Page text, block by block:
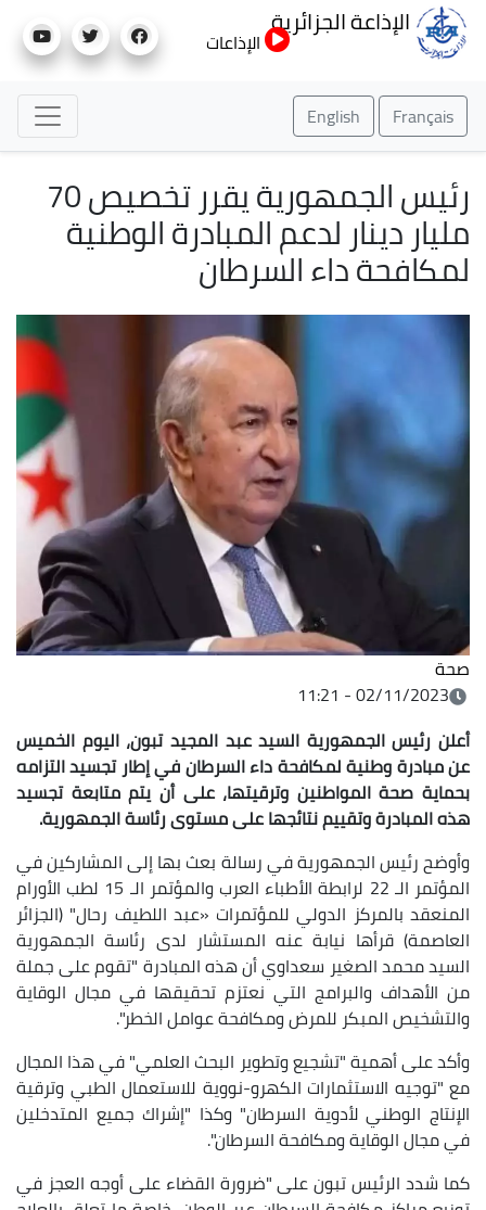
إلى
الإذاعة الجزائرية
الإذاعات
Français
English
رئيس الجمهورية يقرر تخصيص 70
مليار دينار لدعم المبادرة الوطنية
لمكافحة داء السرطان
صحة
02/11/2023 - 11:21
أعلن رئيس الجمهورية السيد عبد المجيد تبون، اليوم الخميس
عن مبادرة وطنية لمكافحة داء السرطان في إطار تجسيد التزامه
بحماية صحة المواطنين وترقيتها، على أن يتم متابعة تجسيد
هذه المبادرة وتقييم نتائجها على مستوى رئاسة الجمهورية.
وأوضح رئيس الجمهورية في رسالة بعث بها إلى المشاركين في
المؤتمر الـ 22 لرابطة الأطباء العرب والمؤتمر الـ 15 لطب الأورام
المنعقد بالمركز الدولي للمؤتمرات «عبد اللطيف رحال" (الجزائر
العاصمة) قرأها نيابة عنه المستشار لدى رئاسة الجمهورية
السيد محمد الصغير سعداوي أن هذه المبادرة "تقوم على جملة
من الأهداف والبرامج التي نعتزم تحقيقها في مجال الوقاية
والتشخيص المبكر للمرض ومكافحة عوامل الخطر".
وأكد على أهمية "تشجيع وتطوير البحث العلمي" في هذا المجال
مع "توجيه الاستثمارات الكهرو-نووية للاستعمال الطبي وترقية
الإنتاج الوطني لأدوية السرطان" وكذا "إشراك جميع المتدخلين
في مجال الوقاية ومكافحة السرطان".
كما شدد الرئيس تبون على "ضرورة القضاء على أوجه العجز في